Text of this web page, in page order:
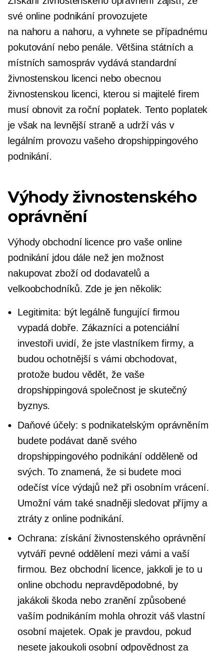
své online podnikání provozujete
na nahoru a nahoru, a vyhnete se případnému
pokutování nebo penále. Většina státních a
místních samospráv vydává standardní
živnostenskou licenci nebo obecnou
živnostenskou licenci, kterou si majitelé firem
musí obnovit za roční poplatek. Tento poplatek
je však na levnější straně a udrží vás v
legálním provozu vašeho dropshippingového
podnikání.
Výhody živnostenského
oprávnění
Výhody obchodní licence pro vaše online
podnikání jdou dále než jen možnost
nakupovat zboží od dodavatelů a
velkoobchodníků. Zde je jen několik:
Legitimita: být legálně fungující firmou
vypadá dobře. Zákazníci a potenciální
investoři uvidí, že jste vlastníkem firmy, a
budou ochotnější s vámi obchodovat,
protože budou vědět, že vaše
dropshippingová společnost je skutečný
byznys.
Daňové účely: s podnikatelským oprávněním
budete podávat daně svého
dropshippingového podnikání odděleně od
svých. To znamená, že si budete moci
odečíst více výdajů než při osobním vrácení.
Umožní vám také snadněji sledovat příjmy a
ztráty z online podnikání.
Ochrana: získání živnostenského oprávnění
vytváří pevné oddělení mezi vámi a vaší
firmou. Bez obchodní licence, jakkoli je to u
online obchodu nepravděpodobné, by
jakákoli škoda nebo zranění způsobené
vaším podnikáním mohla ohrozit váš vlastní
osobní majetek. Opak je pravdou, pokud
nesete jakoukoli osobní odpovědnost za